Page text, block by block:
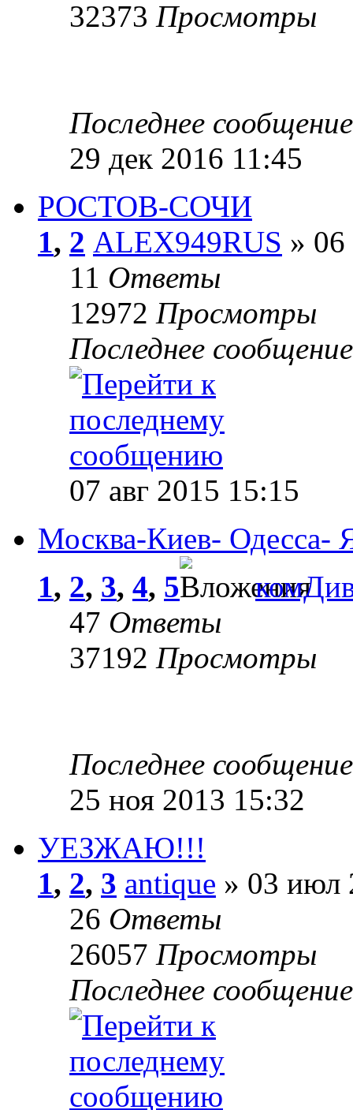
32373 Просмотры
Последнее
29 дек 2016 11:45
РОСТОВ-СОЧИ
1, 2 ALEX949RUS » 06
11 Ответы
12972 Просмотры
Последнее
07 авг 2015 15:15
Москва-Киев- Одесса-
1, 2, 3, 4, 5
47 Ответы
37192 Просмотры
Последнее
25 ноя 2013 15:32
УЕЗЖАЮ!!!
1, 2, 3 antique » 03 июл
26 Ответы
26057 Просмотры
Последнее